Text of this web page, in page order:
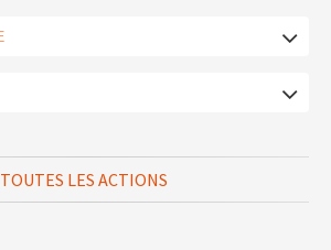
TOUTES LES ACTIONS